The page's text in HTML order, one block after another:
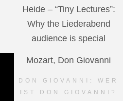
Heide – “Tiny Lectures”:
Why the Liederabend
audience is special
Mozart, Don Giovanni
DON GIOVANNI: WER
IST DON GIOVANNI?